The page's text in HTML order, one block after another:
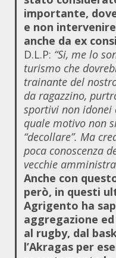
importante,
e non
anche da ex
D.L.P: “Si, me lo
turismo che
trainante del
da ragazzino,
sportivi non idonei
quale motivo non
“decollare”. Ma
poca conoscenza
vecchie
Anche con
però, in questi
Agrigento ha
aggregazione
al rugby, dal
l’Akragas per